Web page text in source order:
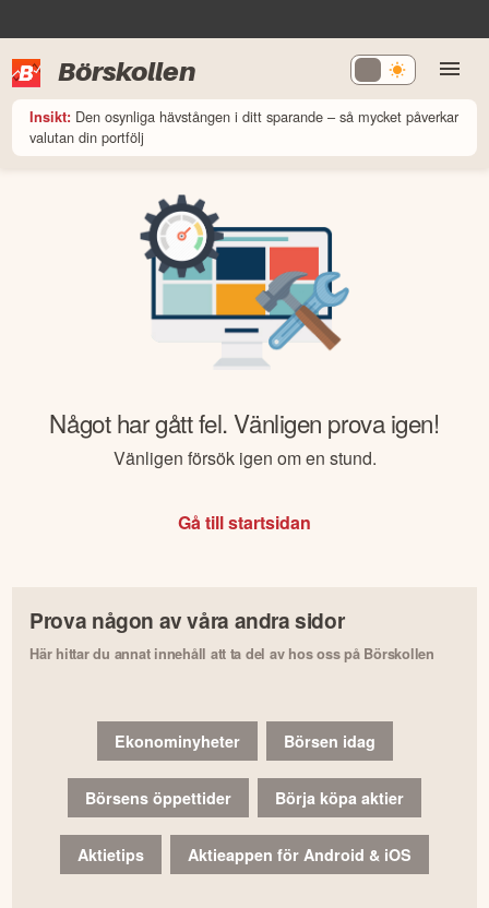
Börskollen
Insikt: Den osynliga hävstången i ditt sparande – så mycket påverkar
valutan din portfölj
Något har gått fel. Vänligen prova igen!
Vänligen försök igen om en stund.
Gå till startsidan
Prova någon av våra andra sidor
Här hittar du annat innehåll att ta del av hos oss på Börskollen
Ekonominyheter Börsen idag
Börsens öppettider Börja köpa aktier
Aktietips Aktieappen för Android & iOS